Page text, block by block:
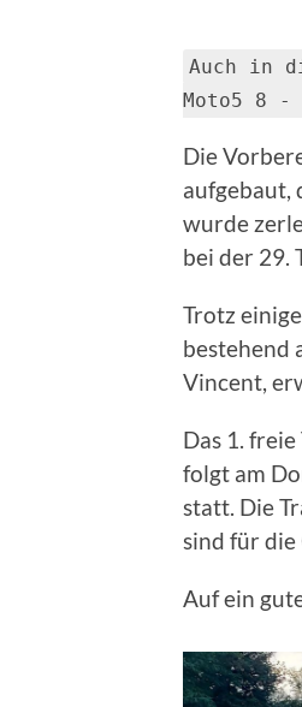
Auch in
Moto5 8 -
Die
aufgebaut,
wurde
bei der 29.
Trotz
bestehend
Vincent,
Das 1.
folgt am
statt. Die
sind für
Auf ein